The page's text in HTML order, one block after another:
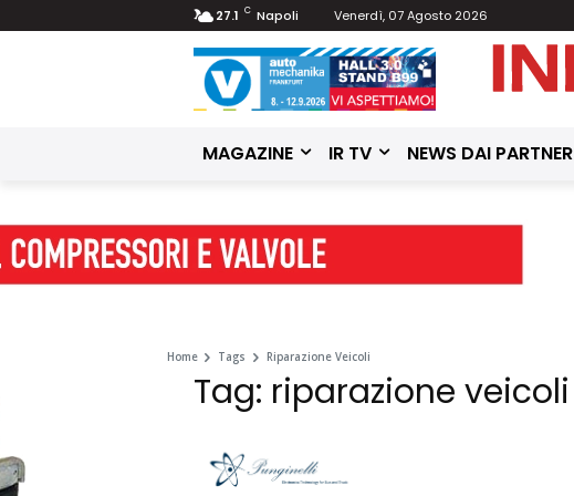
27.1 C Napoli Venerdì, 07 Agosto 2026
MAGAZINE IR TV NEWS DAI PARTNER
Home Tags Riparazione Veicoli
Tag: riparazione veicoli